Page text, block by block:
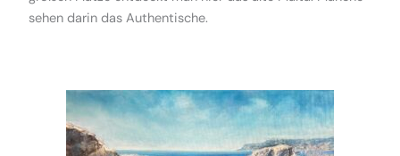
sehen darin das Authentische.